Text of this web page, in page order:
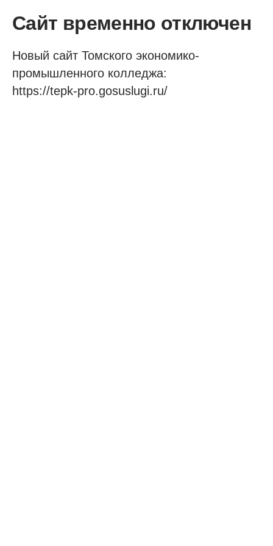
Сайт временно отключен
Новый сайт Томского экономико-
промышленного колледжа:
https://tepk-pro.gosuslugi.ru/